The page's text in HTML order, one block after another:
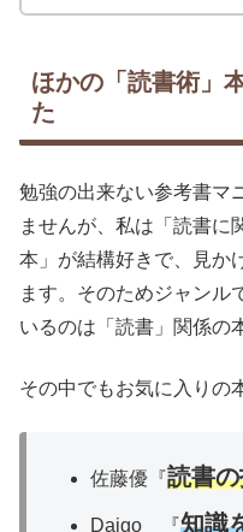
ほかの「読書術」
た
勉強の出来ない参考書マ
ませんが、私は「読書に
本」が結構好きで、見か
ます。そのためジャンル
いるのは「読書」関係の
その中でもお気に入りの
佐藤優『読書
Daigo 『知識